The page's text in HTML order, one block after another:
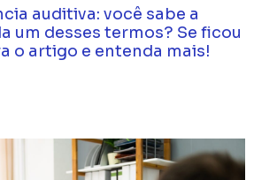
auditiva: você sabe a
um desses termos? Se ficou
o artigo e entenda mais!